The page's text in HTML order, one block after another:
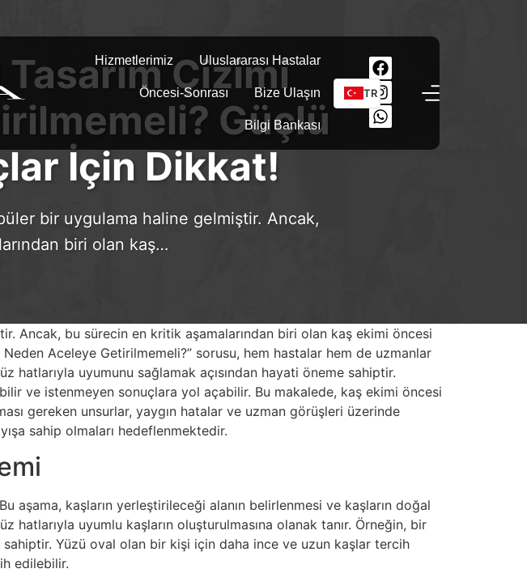
Hizmetlerimiz Uluslararası Hastalar
Öncesi-Sonrası Bize Ulaşın
Bilgi Bankası
TR
Çizimi
Güçlü
İçin Dikkat!
bir uygulama haline gelmiştir. Ancak,
biri olan kaş…
Ancak, bu sürecin en kritik aşamalarından biri olan kaş ekimi öncesi
Aceleye Getirilmemeli?” sorusu, hem hastalar hem de uzmanlar
hatlarıyla uyumunu sağlamak açısından hayati öneme sahiptir.
ve istenmeyen sonuçlara yol açabilir. Bu makalede, kaş ekimi öncesi
gereken unsurlar, yaygın hatalar ve uzman görüşleri üzerinde
sahip olmaları hedeflenmektedir.
aşama, kaşların yerleştirileceği alanın belirlenmesi ve kaşların doğal
uyumlu kaşların oluşturulmasına olanak tanır. Örneğin, bir
sahiptir. Yüzü oval olan bir kişi için daha ince ve uzun kaşlar tercih
edilebilir.